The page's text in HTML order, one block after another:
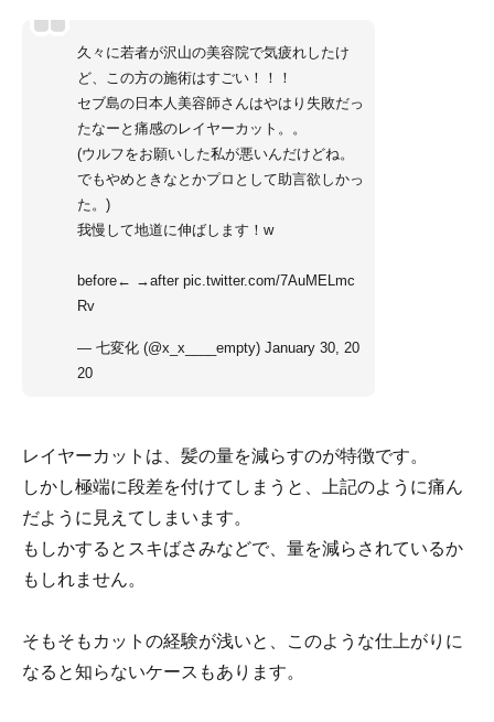
久々に若者が沢山の美容院で気疲れしたけ
ど、この方の施術はすごい！！！
セブ島の日本人美容師さんはやはり失敗だっ
たなーと痛感のレイヤーカット。。
(ウルフをお願いした私が悪いんだけどね。
でもやめときなとかプロとして助言欲しかっ
た。)
我慢して地道に伸ばします！w
before← →after pic.twitter.com/7AuMELmc
Rv
— 七変化 (@x_x____empty) January 30, 20
20
レイヤーカットは、髪の量を減らすのが特徴です。
しかし極端に段差を付けてしまうと、上記のように痛ん
だように見えてしまいます。
もしかするとスキばさみなどで、量を減らされているか
もしれません。
そもそもカットの経験が浅いと、このような仕上がりに
なると知らないケースもあります。